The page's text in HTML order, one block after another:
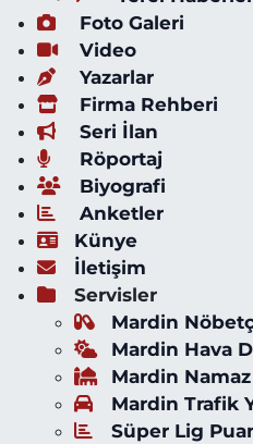
Foto Galeri
Video
Yazarlar
Firma Rehberi
Seri İlan
Röportaj
Biyografi
Anketler
Künye
İletişim
Servisler
Mardin
Mardin Hava
Mardin
Mardin Trafik
Süper Lig